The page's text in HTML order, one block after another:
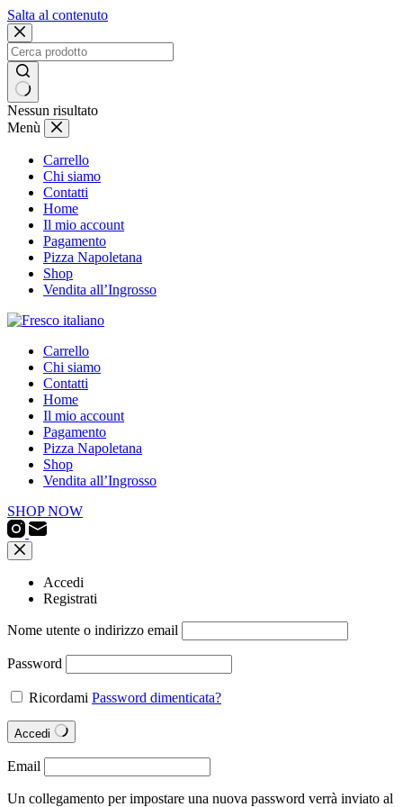
Salta al contenuto
Nessun risultato
Menù
Carrello
Chi siamo
Contatti
Home
Il mio account
Pagamento
Pizza Napoletana
Shop
Vendita all’Ingrosso
Carrello
Chi siamo
Contatti
Home
Il mio account
Pagamento
Pizza Napoletana
Shop
Vendita all’Ingrosso
SHOP NOW
Accedi
Registrati
Nome utente o indirizzo email
Password
Ricordami Password dimenticata?
Accedi
Email
Un collegamento per impostare una nuova password verrà inviato al